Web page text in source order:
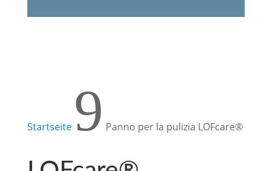
Startseite 9 Panno per la pulizia LOFcare®